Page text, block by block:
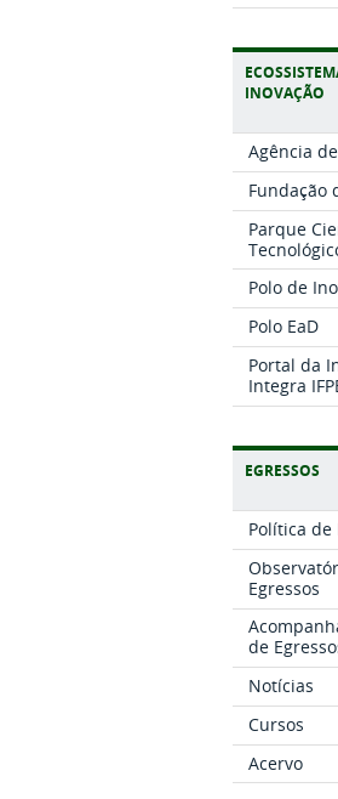
INOVAÇÃO
Agência
Fundação
Parque
Polo de
Polo EaD
Portal da
Integra
EGRESSOS
Política de
Egressos
de
Notícias
Cursos
Acervo